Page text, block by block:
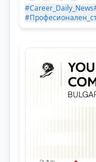
#Career_Daily_News